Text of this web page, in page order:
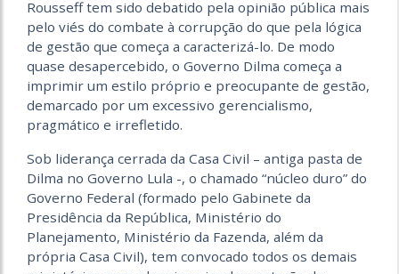
Rousseff tem sido debatido pela opinião pública mais
pelo viés do combate à corrupção do que pela lógica
de gestão que começa a caracterizá-lo. De modo
quase desapercebido, o Governo Dilma começa a
imprimir um estilo próprio e preocupante de gestão,
demarcado por um excessivo gerencialismo,
pragmático e irrefletido.
Sob liderança cerrada da Casa Civil – antiga pasta de
Dilma no Governo Lula -, o chamado “núcleo duro” do
Governo Federal (formado pelo Gabinete da
Presidência da República, Ministério do
Planejamento, Ministério da Fazenda, além da
própria Casa Civil), tem convocado todos os demais